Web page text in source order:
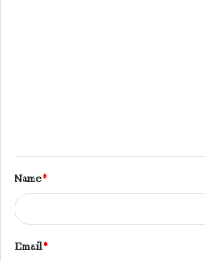
t
*Name*
Email*